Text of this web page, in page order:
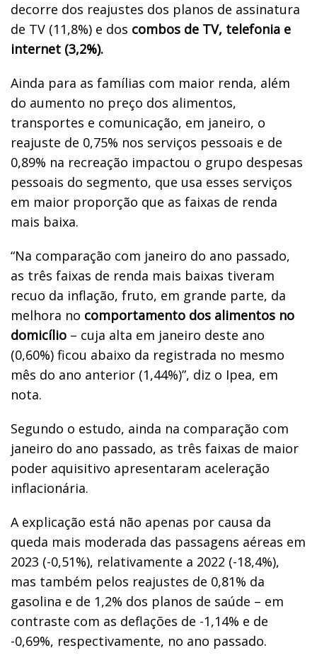
decorre dos reajustes dos planos de assinatura
de TV (11,8%) e dos combos de TV, telefonia e
internet (3,2%).
Ainda para as famílias com maior renda, além
do aumento no preço dos alimentos,
transportes e comunicação, em janeiro, o
reajuste de 0,75% nos serviços pessoais e de
0,89% na recreação impactou o grupo despesas
pessoais do segmento, que usa esses serviços
em maior proporção que as faixas de renda
mais baixa.
“Na comparação com janeiro do ano passado,
as três faixas de renda mais baixas tiveram
recuo da inflação, fruto, em grande parte, da
melhora no comportamento dos alimentos no
domicílio – cuja alta em janeiro deste ano
(0,60%) ficou abaixo da registrada no mesmo
mês do ano anterior (1,44%)”, diz o Ipea, em
nota.
Segundo o estudo, ainda na comparação com
janeiro do ano passado, as três faixas de maior
poder aquisitivo apresentaram aceleração
inflacionária.
A explicação está não apenas por causa da
queda mais moderada das passagens aéreas em
2023 (-0,51%), relativamente a 2022 (-18,4%),
mas também pelos reajustes de 0,81% da
gasolina e de 1,2% dos planos de saúde – em
contraste com as deflações de -1,14% e de
-0,69%, respectivamente, no ano passado.